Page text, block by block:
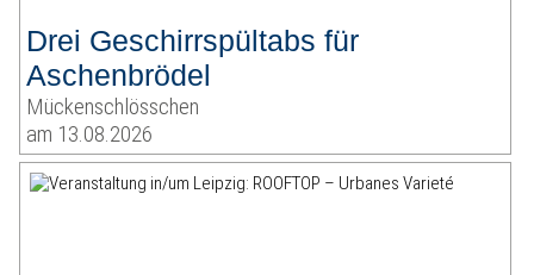
Drei Geschirrspültabs für
Aschenbrödel
Mückenschlösschen
am 13.08.2026